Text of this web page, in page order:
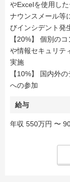
やExcelを使用し
ナウンスメール等
びインシデント発
【20%】 個別の
や情報セキュリテ
実施
【10%】 国内外
への参加
給与
年収 550万円 〜